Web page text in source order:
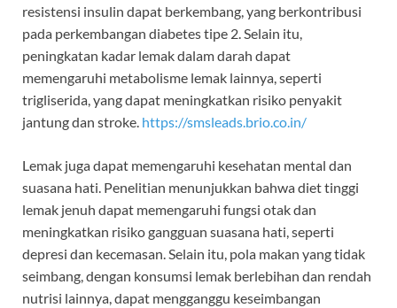
resistensi insulin dapat berkembang, yang berkontribusi
pada perkembangan diabetes tipe 2. Selain itu,
peningkatan kadar lemak dalam darah dapat
memengaruhi metabolisme lemak lainnya, seperti
trigliserida, yang dapat meningkatkan risiko penyakit
jantung dan stroke. https://smsleads.brio.co.in/
Lemak juga dapat memengaruhi kesehatan mental dan
suasana hati. Penelitian menunjukkan bahwa diet tinggi
lemak jenuh dapat memengaruhi fungsi otak dan
meningkatkan risiko gangguan suasana hati, seperti
depresi dan kecemasan. Selain itu, pola makan yang tidak
seimbang, dengan konsumsi lemak berlebihan dan rendah
nutrisi lainnya, dapat mengganggu keseimbangan